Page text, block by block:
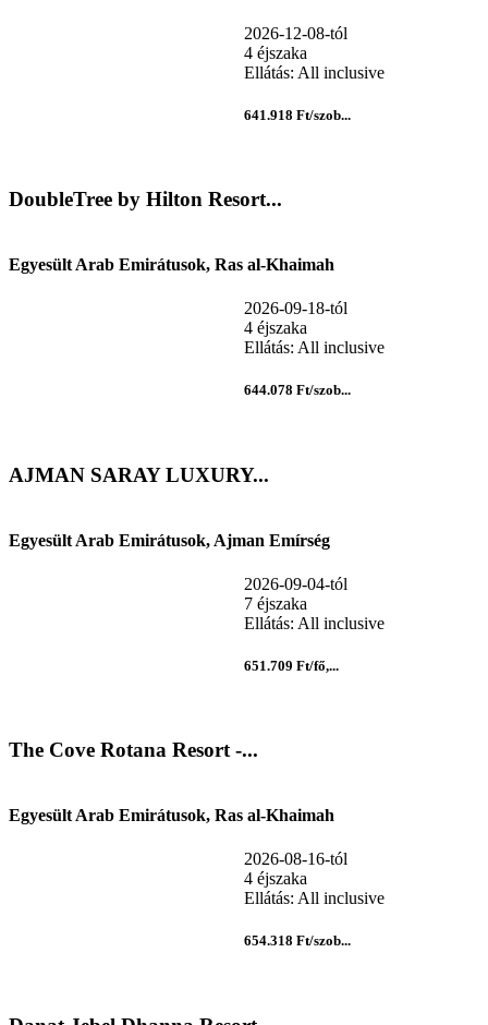
2026-12-08-tól
4 éjszaka
Ellátás: All inclusive
641.918 Ft/szob...
DoubleTree by Hilton Resort...
Egyesült Arab Emirátusok, Ras al-Khaimah
2026-09-18-tól
4 éjszaka
Ellátás: All inclusive
644.078 Ft/szob...
AJMAN SARAY LUXURY...
Egyesült Arab Emirátusok, Ajman Emírség
2026-09-04-tól
7 éjszaka
Ellátás: All inclusive
651.709 Ft/fő,...
The Cove Rotana Resort -...
Egyesült Arab Emirátusok, Ras al-Khaimah
2026-08-16-tól
4 éjszaka
Ellátás: All inclusive
654.318 Ft/szob...